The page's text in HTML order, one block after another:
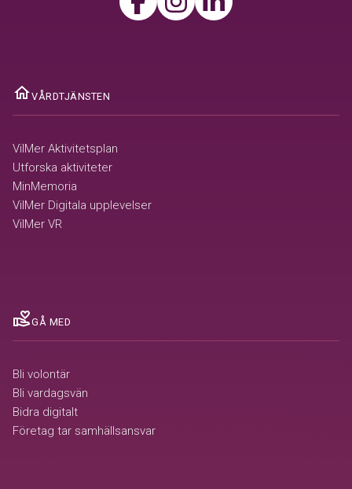
homeVÅRDTJÄNSTEN
VilMer Aktivitetsplan
Utforska aktiviteter
MinMemoria
VilMer Digitala upplevelser
VilMer VR
volunteer_activismGÅ MED
Bli volontär
Bli vardagsvän
Bidra digitalt
Företag tar samhällsansvar